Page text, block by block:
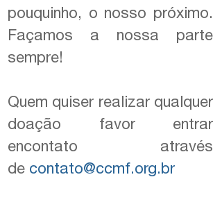
pouquinho, o nosso próximo.
Façamos a nossa parte
sempre!
Quem quiser realizar qualquer
doação favor entrar
encontato através
de contato@ccmf.org.br